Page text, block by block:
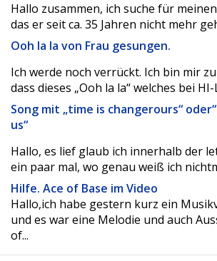
Hallo zusammen, ich suche für
das er seit ca. 35 Jahren nicht mehr
Ooh la la von Frau gesungen.
Ich werde noch verrückt. Ich bin mir zu
dass dieses „Ooh la la“ welches bei HI-
Song mit „time is changerours“
us“
Hallo, es lief glaub ich innerhalb der
ein paar mal, wo genau weiß ich
Hilfe. Ace of Base im Video
Hallo,ich habe gestern kurz ein
und es war eine Melodie und auch
of...